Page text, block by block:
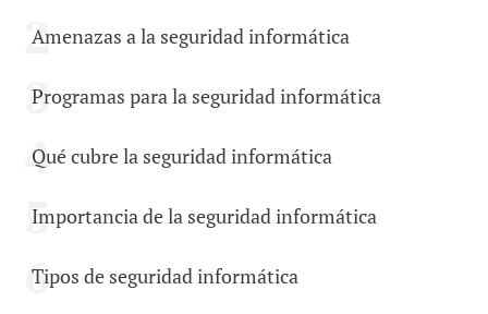
Amenazas a la seguridad informática
Programas para la seguridad informática
Qué cubre la seguridad informática
Importancia de la seguridad informática
Tipos de seguridad informática